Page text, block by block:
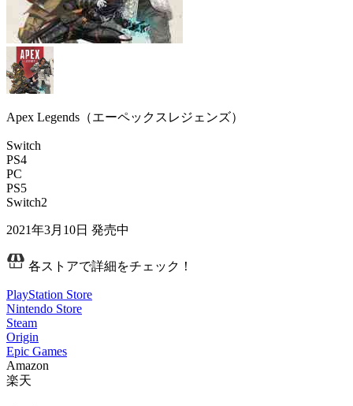
Apex Legends（エーペックスレジェンズ）
Switch
PS4
PC
PS5
Switch2
2021年3月10日 発売中
各ストアで詳細をチェック！
PlayStation Store
Nintendo Store
Steam
Origin
Epic Games
Amazon
楽天